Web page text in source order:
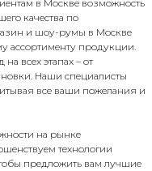
в Москве возможность
качества по
и шоу-румы в Москве
ассортименту продукции.
всех этапах – от
Наши специалисты
все ваши пожелания и
на рынке
технологии
предложить вам лучшие